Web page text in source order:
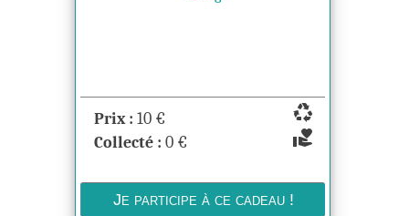
recycling
volunteer_activism
Prix : 10 €
Collecté : 0 €